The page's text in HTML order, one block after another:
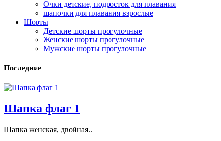
Очки детские, подросток для плавания
шапочки для плавания взрослые
Шорты
Детские шорты прогулочные
Женские шорты прогулочные
Мужские шорты прогулочные
Последние
Шапка флаг 1
Шапка женская, двойная..